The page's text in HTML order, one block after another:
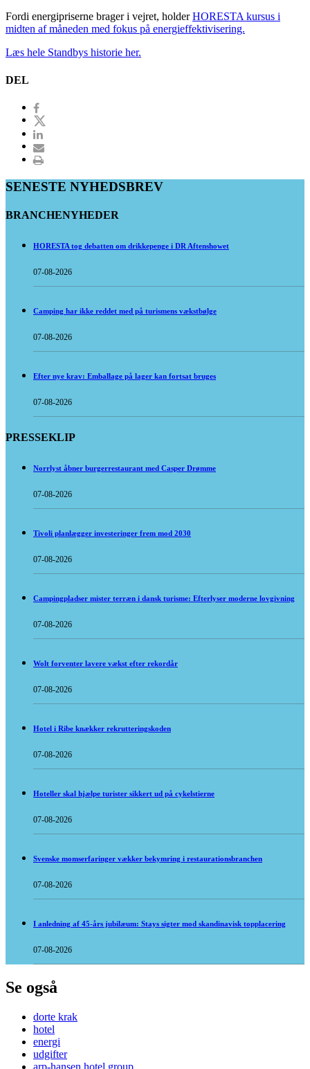
Fordi energipriserne brager i vejret, holderHORESTA kursus i
midten af måneden med fokus på energieffektivisering.
Læs hele Standbys historie her.
DEL
SENESTE NYHEDSBREV
BRANCHENYHEDER
HORESTA tog debatten om drikkepenge i DR Aftenshowet
07-08-2026
Camping har ikke reddet med på turismens vækstbølge
07-08-2026
Efter nye krav: Emballage på lager kan fortsat bruges
07-08-2026
PRESSEKLIP
Norrlyst åbner burgerrestaurant med Casper Drømme
07-08-2026
Tivoli planlægger investeringer frem mod 2030
07-08-2026
Campingpladser mister terræn i dansk turisme: Efterlyser moderne lovgivning
07-08-2026
Wolt forventer lavere vækst efter rekordår
07-08-2026
Hotel i Ribe knækker rekrutteringskoden
07-08-2026
Hoteller skal hjælpe turister sikkert ud på cykelstierne
07-08-2026
Svenske momserfaringer vækker bekymring i restaurationsbranchen
07-08-2026
I anledning af 45-års jubilæum: Stays sigter mod skandinavisk topplacering
07-08-2026
Se også
dorte krak
hotel
energi
udgifter
arp-hansen hotel group